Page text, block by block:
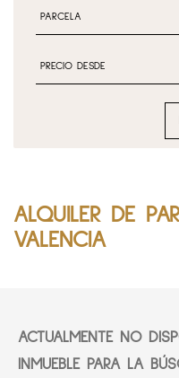
ALQUILER DE
VALENCIA
ACTUALMENTE NO
INMUEBLE PARA LA